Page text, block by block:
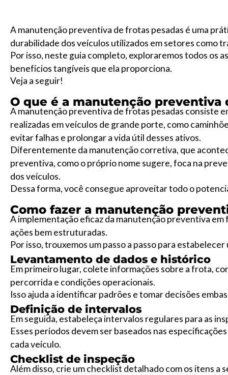
A manutenção preventiva de frotas pesadas é uma
durabilidade dos veículos utilizados em setores como
Por isso, neste guia completo, exploraremos todos os
benefícios tangíveis que ela proporciona.
Veja a seguir!
O que é a manutenção preventiva
A manutenção preventiva de frotas pesadas consiste
realizadas em veículos de grande porte, como
evitar falhas e prolongar a vida útil desses ativos.
Diferentemente da manutenção corretiva, que
preventiva, como o próprio nome sugere, foca na
dos veículos.
Dessa forma, você consegue aproveitar todo o
Como fazer a manutenção
A implementação eficaz da manutenção preventiva
ações bem estruturadas.
Por isso, trouxemos um passo a passo para
Levantamento de dados e histórico
Em primeiro lugar, colete informações sobre a frota,
percorrida e condições operacionais.
Isso ajuda a identificar padrões e tomar decisões
Definição de intervalos
Em seguida, estabeleça intervalos regulares para as
Esses períodos devem ser baseados nas
cada veículo.
Checklist de inspeção
Além disso, crie um checklist detalhado com os itens a